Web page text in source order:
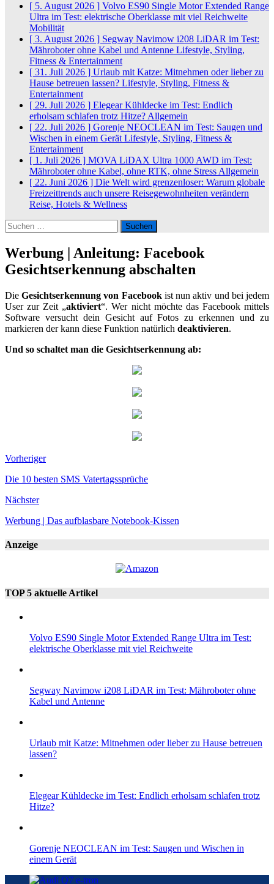
[ 5. August 2026 ] Volvo ES90 Single Motor Extended Range
Ultra im Test: elektrische Oberklasse mit viel Reichweite
Mobilität
[ 3. August 2026 ] Segway Navimow i208 LiDAR im Test:
Mähroboter ohne Kabel und Antenne Lifestyle, Styling,
Fitness & Entertainment
[ 31. Juli 2026 ] Urlaub mit Katze: Mitnehmen oder lieber zu
Hause betreuen lassen? Lifestyle, Styling, Fitness &
Entertainment
[ 29. Juli 2026 ] Elegear Kühldecke im Test: Endlich
erholsam schlafen trotz Hitze? Allgemein
[ 22. Juli 2026 ] Gorenje NEOCLEAN im Test: Saugen und
Wischen in einem Gerät Lifestyle, Styling, Fitness &
Entertainment
[ 1. Juli 2026 ] MOVA LiDAX Ultra 1000 AWD im Test:
Mähroboter ohne Kabel, ohne RTK, ohne Stress Allgemein
[ 22. Juni 2026 ] Die Welt wird grenzenloser: Warum globale
Freizeittrends auch unsere Reisegewohnheiten verändern
Reise, Hotels & Wellness
Suchen
nach:
Werbung | Anleitung: Facebook
Gesichtserkennung abschalten
DieGesichtserkennung von Facebookist nun aktiv und bei jedem
User zur Zeit „aktiviert“. Wer nicht möchte das Facebook mittels
Software versucht dein Gesicht auf Fotos zu erkennen und zu
markieren der kann diese Funktion natürlich deaktivieren.
Und so schaltet man die Gesichtserkennung ab:
Vorheriger
Die 10 besten SMS Vatertagssprüche
Nächster
Werbung | Das aufblasbare Notebook-Kissen
Anzeige
TOP 5 aktuelle Artikel
Volvo ES90 Single Motor Extended Range Ultra im Test:
elektrische Oberklasse mit viel Reichweite
Segway Navimow i208 LiDAR im Test: Mähroboter ohne
Kabel und Antenne
Urlaub mit Katze: Mitnehmen oder lieber zu Hause betreuen
lassen?
Elegear Kühldecke im Test: Endlich erholsam schlafen trotz
Hitze?
Gorenje NEOCLEAN im Test: Saugen und Wischen in
einem Gerät